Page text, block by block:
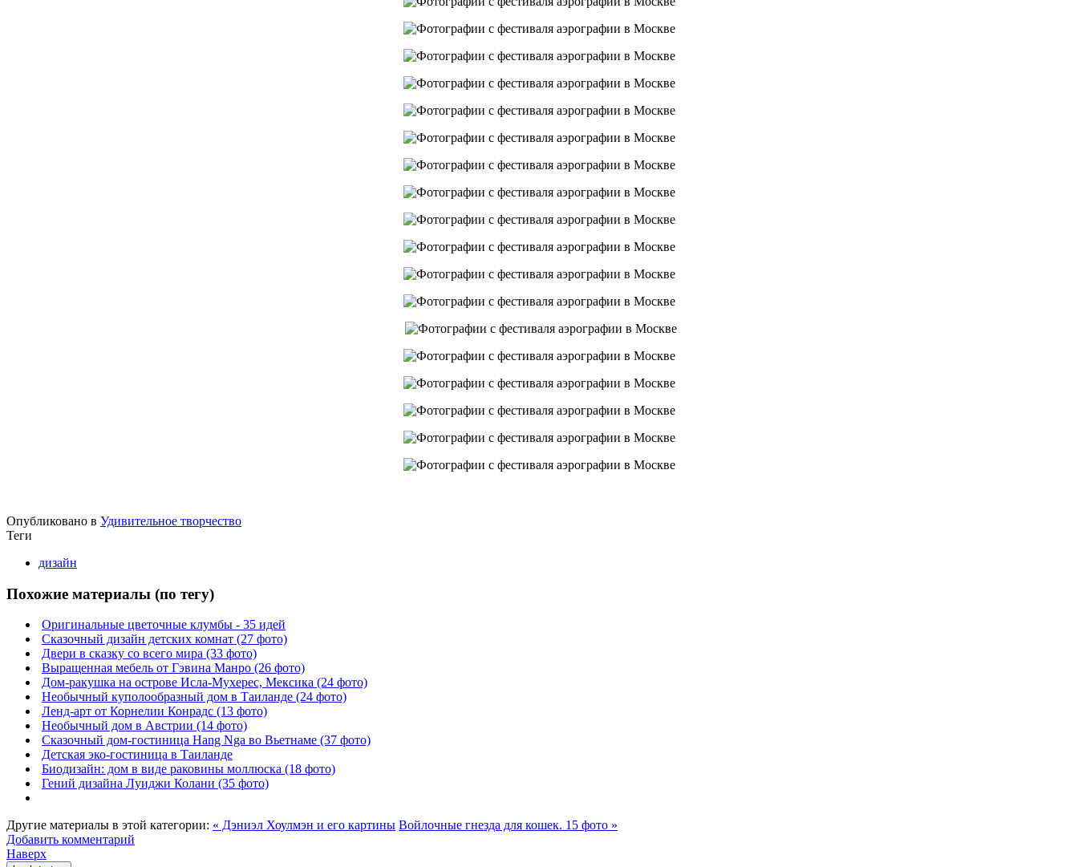
Опубликовано в Удивительное творчество
Теги
дизайн
Похожие материалы (по тегу)
Оригинальные цветочные клумбы - 35 идей
Сказочный дизайн детских комнат (27 фото)
Двери в сказку со всего мира (33 фото)
Выращенная мебель от Гэвина Манро (26 фото)
Дом-ракушка на острове Исла-Мухерес, Мексика (24 фото)
Необычный куполообразный дом в Таиланде (24 фото)
Ленд-арт от Корнелии Конрадс (13 фото)
Необычный дом в Австрии (14 фото)
Сказочный дом-гостиница Hang Nga во Вьетнаме (37 фото)
Детская эко-гостиница в Таиланде
Биодизайн: дом в виде раковины моллюска (18 фото)
Гений дизайна Луиджи Колани (35 фото)
Другие материалы в этой категории: « Дэниэл Хоулмэн и его картины Войлочные гнезда для кошек. 15 фото »
Добавить комментарий
Наверх